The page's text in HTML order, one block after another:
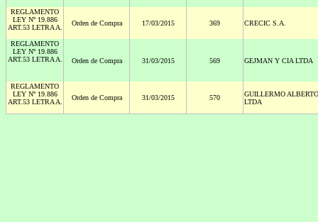
REGLAMENTO
LEY Nº 19.886
ART.53 LETRA A.
Orden de Compra 17/03/2015 369 CRECIC S.A.
REGLAMENTO
LEY Nº 19.886
ART.53 LETRA A.
Orden de Compra 31/03/2015 569 GEJMAN Y CIA LTDA
REGLAMENTO
LEY Nº 19.886
ART.53 LETRA A.
Orden de Compra 31/03/2015 570
GUILLERMO
LTDA